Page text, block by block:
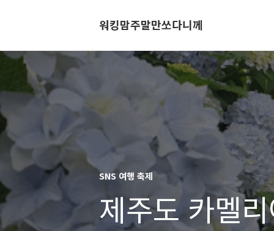
워킹맘주말만쏘다니께
SNS 여행 축제
제주도 카멜